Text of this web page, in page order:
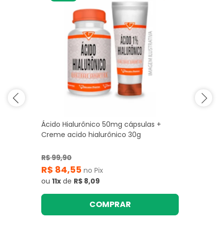
Ácido Hialurônico 50mg cápsulas +
Creme acido hialurônico 30g
R$ 99,90
R$ 84,55 no Pix
ou 11x de R$ 8,09
COMPRAR